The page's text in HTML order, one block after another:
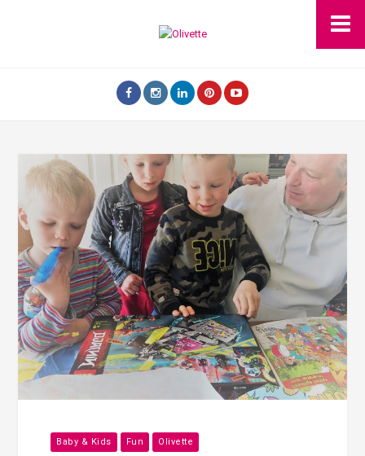
Baby & Kids Fun Olivette